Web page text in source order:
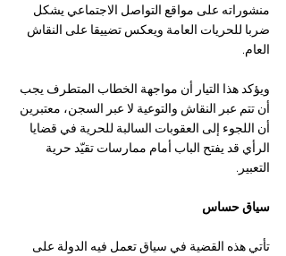
منشوراته على مواقع التواصل الاجتماعي يشكل
ضربا للحريات العامة ويعكس تضييقا على النقاش
العام.
ويؤكد هذا التيار أن مواجهة الخطاب المتطرف يجب
أن تتم عبر النقاش والتوعية لا عبر السجن، معتبرين
أن اللجوء إلى العقوبات السالبة للحرية في قضايا
الرأي قد يفتح الباب أمام ممارسات تقيّد حرية
التعبير.
سياق حساس
تأتي هذه القضية في سياق تعمل فيه الدولة على